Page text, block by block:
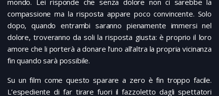
compassione ma la risposta appare poco convincente. Solo
dopo, quando entrambi saranno pienamente immersi nel
dolore, troveranno da soli la risposta giusta: è proprio il loro
amore che li porterà a donare l’uno all’altra la propria vicinanza
fin quando sarà possibile.
Su un film come questo sparare a zero è fin troppo facile.
L’espediente di far tirare fuori il fazzoletto dagli spettatori